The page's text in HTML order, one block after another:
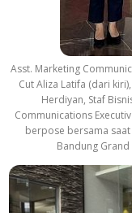
Asst. Marketing
Cut Aliza Latifa (dari
Herdiyan, Staf
Communications
berpose bersama
Bandung Grand